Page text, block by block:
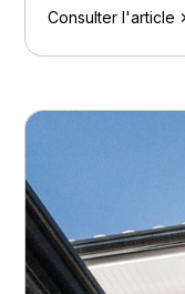
Consulter l'article